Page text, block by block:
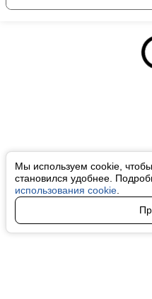
Мы используем cookie,
становился удобнее.
использования cookie